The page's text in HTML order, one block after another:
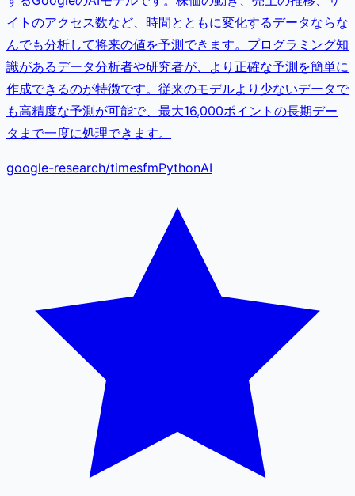
イトのアクセス数など、時間とともに変化するデータならな
んでも分析して将来の値を予測できます。プログラミング知
識があるデータ分析者や研究者が、より正確な予測を簡単に
作成できるのが特徴です。従来のモデルより少ないデータで
も高精度な予測が可能で、最大16,000ポイントの長期デー
タまで一度に処理できます。
google-research/timesfmPythonAI